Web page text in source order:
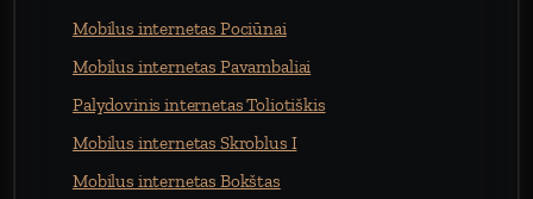
Mobilus internetas Pociūnai
Mobilus internetas Pavambaliai
Palydovinis internetas Toliotiškis
Mobilus internetas Skroblus I
Mobilus internetas Bokštas